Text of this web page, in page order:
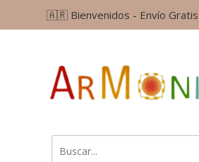
🇦🇷 Bienvenidos - Envío Gratis